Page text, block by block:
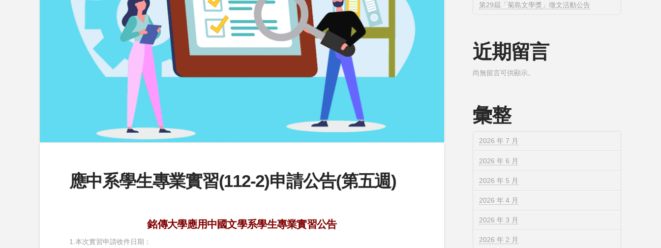
應中系學生專業實習(112-2)申請公告(第五週)
銘傳大學應用中國文學系學生專業實習公告
1.本次實習申請收件日期：
第29屆「菊島文學獎」徵文活動公告
近期留言
尚無留言可供顯示。
彙整
2026 年 7 月
2026 年 6 月
2026 年 5 月
2026 年 4 月
2026 年 3 月
2026 年 2 月